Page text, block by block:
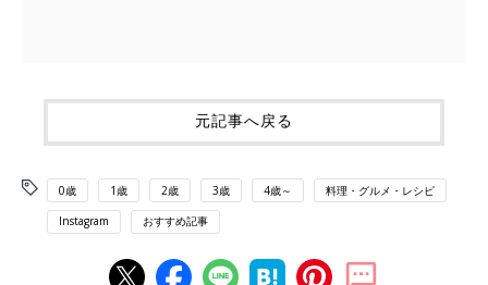
元記事へ戻る
0歳 1歳 2歳 3歳 4歳～ 料理・グルメ・レシピ
Instagram おすすめ記事